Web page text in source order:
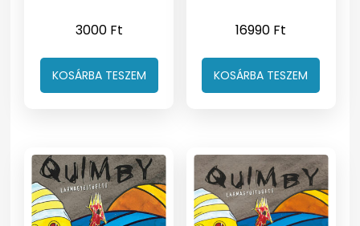
3000 Ft
KOSÁRBA TESZEM
16990 Ft
KOSÁRBA TESZEM